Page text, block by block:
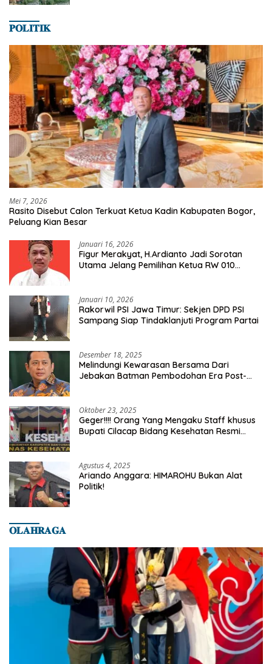
𝐏𝐎𝐋𝐈𝐓𝐈𝐊
Mei 7, 2026
Rasito Disebut Calon Terkuat Ketua Kadin Kabupaten Bogor,
Peluang Kian Besar
Januari 16, 2026
Figur Merakyat, H.Ardianto Jadi Sorotan
Utama Jelang Pemilihan Ketua RW 010
Januari 10, 2026
Rakorwil PSI Jawa Timur: Sekjen DPD PSI
Sampang Siap Tindaklanjuti Program Partai
Desember 18, 2025
Melindungi Kewarasan Bersama Dari
Jebakan Batman Pembodohan Era Post-
Oktober 23, 2025
Geger!!!! Orang Yang Mengaku Staff khusus
Bupati Cilacap Bidang Kesehatan Resmi
Agustus 4, 2025
Ariando Anggara: HIMAROHU Bukan Alat
Politik!
𝐎𝐋𝐀𝐇𝐑𝐀𝐆𝐀